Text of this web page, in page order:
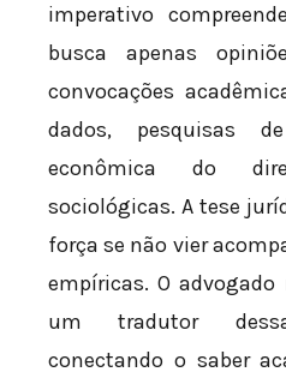
imperativo
busca apenas
convocações
dados, pesquisas
econômica do
sociológicas. A tese
força se não vier
empíricas. O
um tradutor
conectando o saber